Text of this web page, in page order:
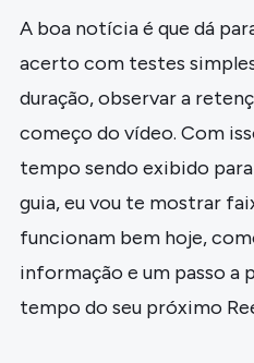
A boa notícia é que dá
acerto com testes
duração, observar a
começo do vídeo. Com
tempo sendo exibido
guia, eu vou te mostrar
funcionam bem hoje,
informação e um passo a
tempo do seu próximo